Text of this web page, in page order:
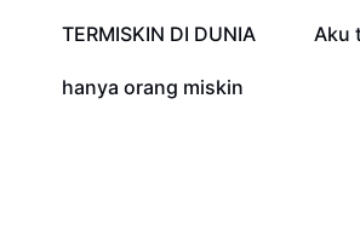
822
TERMISKIN DI DUNIA 806
Aku
164
hanya orang miskin